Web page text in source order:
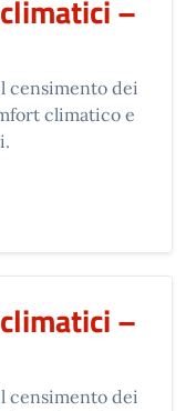
–
censimento dei
climatico e
BIOCLIMATICI –
–
censimento dei